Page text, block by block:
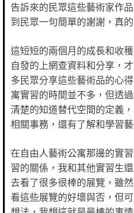
告訴來的民眾這些藝術家作
到民眾一句簡單的謝謝，真
這短短的兩個月的成長和收
自發的上網查資料和分享，
多民眾分享這些藝術品的心
寓實習的時間並不多，但透
清楚的知道替代空間的定義
相關事務，還有了解和學習
在自由人藝術公寓那邊的實
習的關係，我和其他實習生
去看了很多很棒的展覽，雖
看這些展覽的好壞與否，但